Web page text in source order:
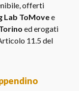
offerti
Lab ToMovee
ed erogati
11.5 del